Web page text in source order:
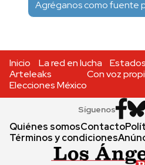
Agréganos como fuente
Inicio La red en lucha
Arteleaks
Con voz
Elecciones México
Síguenos
Quiénes somosContacto
Términos y condiciones